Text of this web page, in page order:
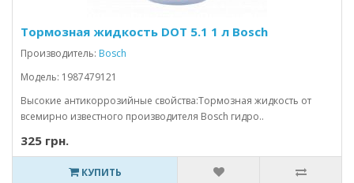
Тормозная жидкость DOT 5.1 1 л Bosch
Производитель: Bosch
Модель: 1987479121
Высокие антикоррозийные свойства:Тормозная жидкость от
всемирно известного производителя Bosch гидро..
325 грн.
КУПИТЬ